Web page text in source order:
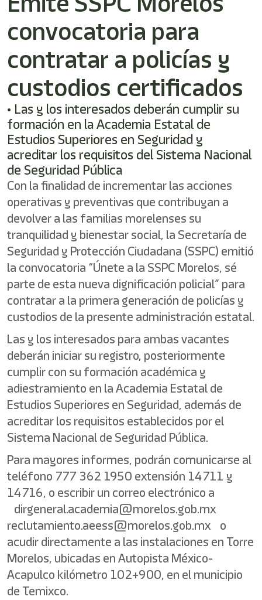
activates
screen
help
you
navigate
and
interact
with
the
content.
convocatoria para
contratar a policías y
custodios certificados
• Las y los interesados deberán cumplir su
formación en la Academia Estatal de
Estudios Superiores en Seguridad y
acreditar los requisitos del Sistema Nacional
de Seguridad Pública
Con la finalidad de incrementar las acciones
operativas y preventivas que contribuyan a
devolver a las familias morelenses su
tranquilidad y bienestar social, la Secretaría de
Seguridad y Protección Ciudadana (SSPC) emitió
la convocatoria “Únete a la SSPC Morelos, sé
parte de esta nueva dignificación policial” para
contratar a la primera generación de policías y
custodios de la presente administración estatal.
Las y los interesados para ambas vacantes
deberán iniciar su registro, posteriormente
cumplir con su formación académica y
adiestramiento en la Academia Estatal de
Estudios Superiores en Seguridad, además de
acreditar los requisitos establecidos por el
Sistema Nacional de Seguridad Pública.
Para mayores informes, podrán comunicarse al
teléfono 777 362 1950 extensión 14711 y
14716, o escribir un correo electrónico a
dirgeneral.academia@morelos.gob.mx
reclutamiento.aeess@morelos.gob.mx o
acudir directamente a las instalaciones en Torre
Morelos, ubicadas en Autopista México-
Acapulco kilómetro 102+900, en el municipio
de Temixco.